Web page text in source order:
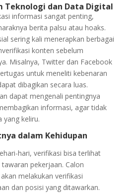
Teknologi dan Data Digital
informasi sangat penting,
berita palsu atau hoaks.
sering kali menerapkan berbagai
konten sebelum
Misalnya, Twitter dan Facebook
untuk meneliti kebenaran
dibagikan secara luas.
dapat mengenali pentingnya
informasi, agar tidak
yang keliru.
dalam Kehidupan
hari, verifikasi bisa terlihat
pekerjaan. Calon
melakukan verifikasi
dan posisi yang ditawarkan.